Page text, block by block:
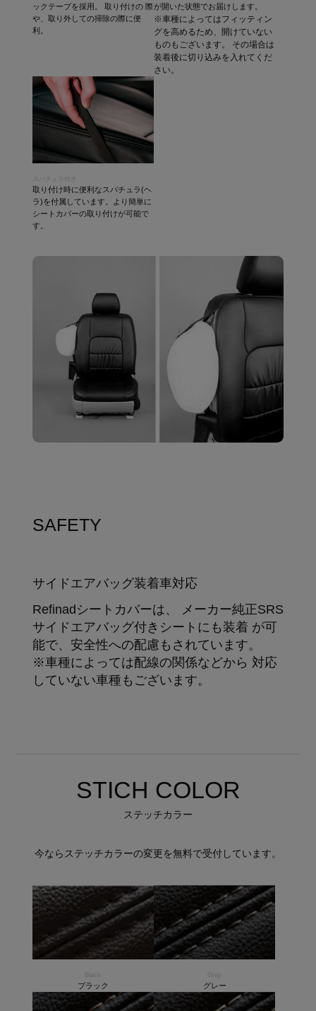
ックテープを採用。 取り付けの 際
や、取り外しての掃除の際に便
利。
が開いた状態でお届けします。
※車種によってはフィッティン
グを高めるため、開けていない
ものもございます。 その場合は
装着後に切り込みを入れてくだ
さい。
スパチュラ付き
取り付け時に便利なスパチュラ(ヘ
ラ)を付属しています。より簡単に
シートカバーの取り付けが可能で
す。
SAFETY
サイドエアバッグ装着車対応
Refinadシートカバーは、 メーカー純正SRS
サイドエアバッグ付きシートにも装着 が可
能で、安全性への配慮もされています。
※車種によっては配線の関係などから 対応
していない車種もございます。
STICH COLOR
ステッチカラー
今ならステッチカラーの変更を無料で受付しています。
ブラック
Gray
グレー